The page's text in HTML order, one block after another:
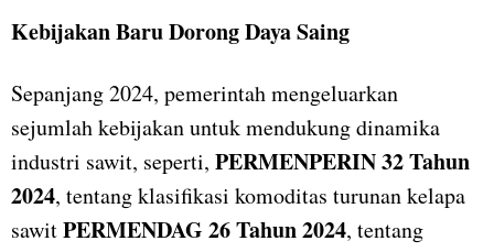
Kebijakan Baru Dorong Daya Saing
Sepanjang 2024, pemerintah mengeluarkan
sejumlah kebijakan untuk mendukung dinamika
industri sawit, seperti, PERMENPERIN 32 Tahun
2024, tentang klasifikasi komoditas turunan kelapa
sawitPERMENDAG 26 Tahun 2024, tentang